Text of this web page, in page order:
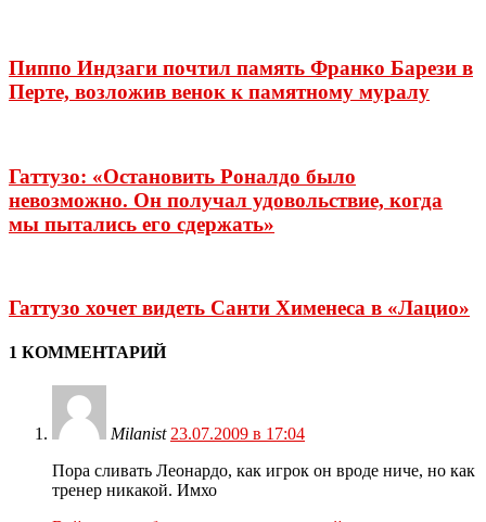
Пиппо Индзаги почтил память Франко Барези в
Перте, возложив венок к памятному муралу
Гаттузо: «Остановить Роналдо было
невозможно. Он получал удовольствие, когда
мы пытались его сдержать»
Гаттузо хочет видеть Санти Хименеса в «Лацио»
1 КОММЕНТАРИЙ
Milanist 23.07.2009 в 17:04
Пора сливать Леонардо, как игрок он вроде ниче, но как
тренер никакой. Имхо